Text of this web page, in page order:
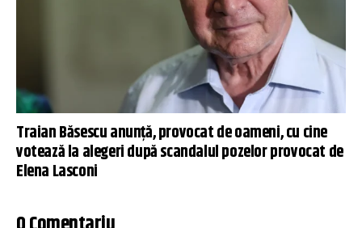
Traian Băsescu anunță, provocat de oameni, cu cine
votează la alegeri după scandalul pozelor provocat de
Elena Lasconi